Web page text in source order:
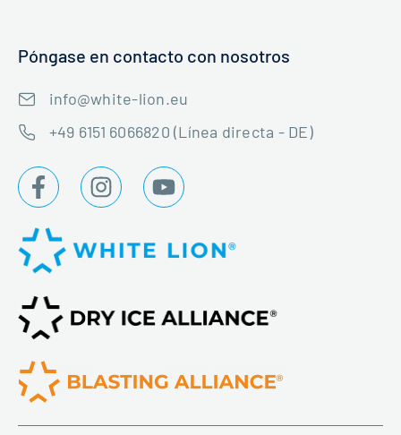
Póngase en contacto con nosotros
info@white-lion.eu
+49 6151 6066820 (Línea directa - DE)